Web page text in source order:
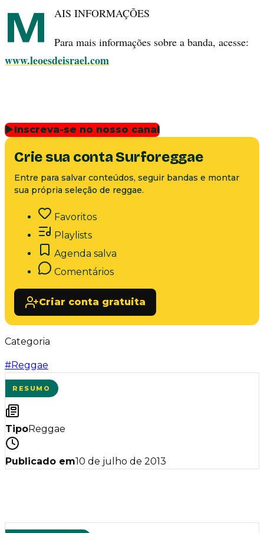
M AIS INFORMAÇÕES
Para mais informações sobre a banda, acesse:
www.leoesdeisrael.com
▶Inscreva-se no nosso canal
Crie sua conta Surforeggae
Entre para salvar conteúdos, seguir bandas e montar
sua própria seleção de reggae.
Favoritos
Playlists
Agenda salva
Comentários
Criar conta gratuita
Categoria
#Reggae
RESUMO
TipoReggae
Publicado em10 de julho de 2013